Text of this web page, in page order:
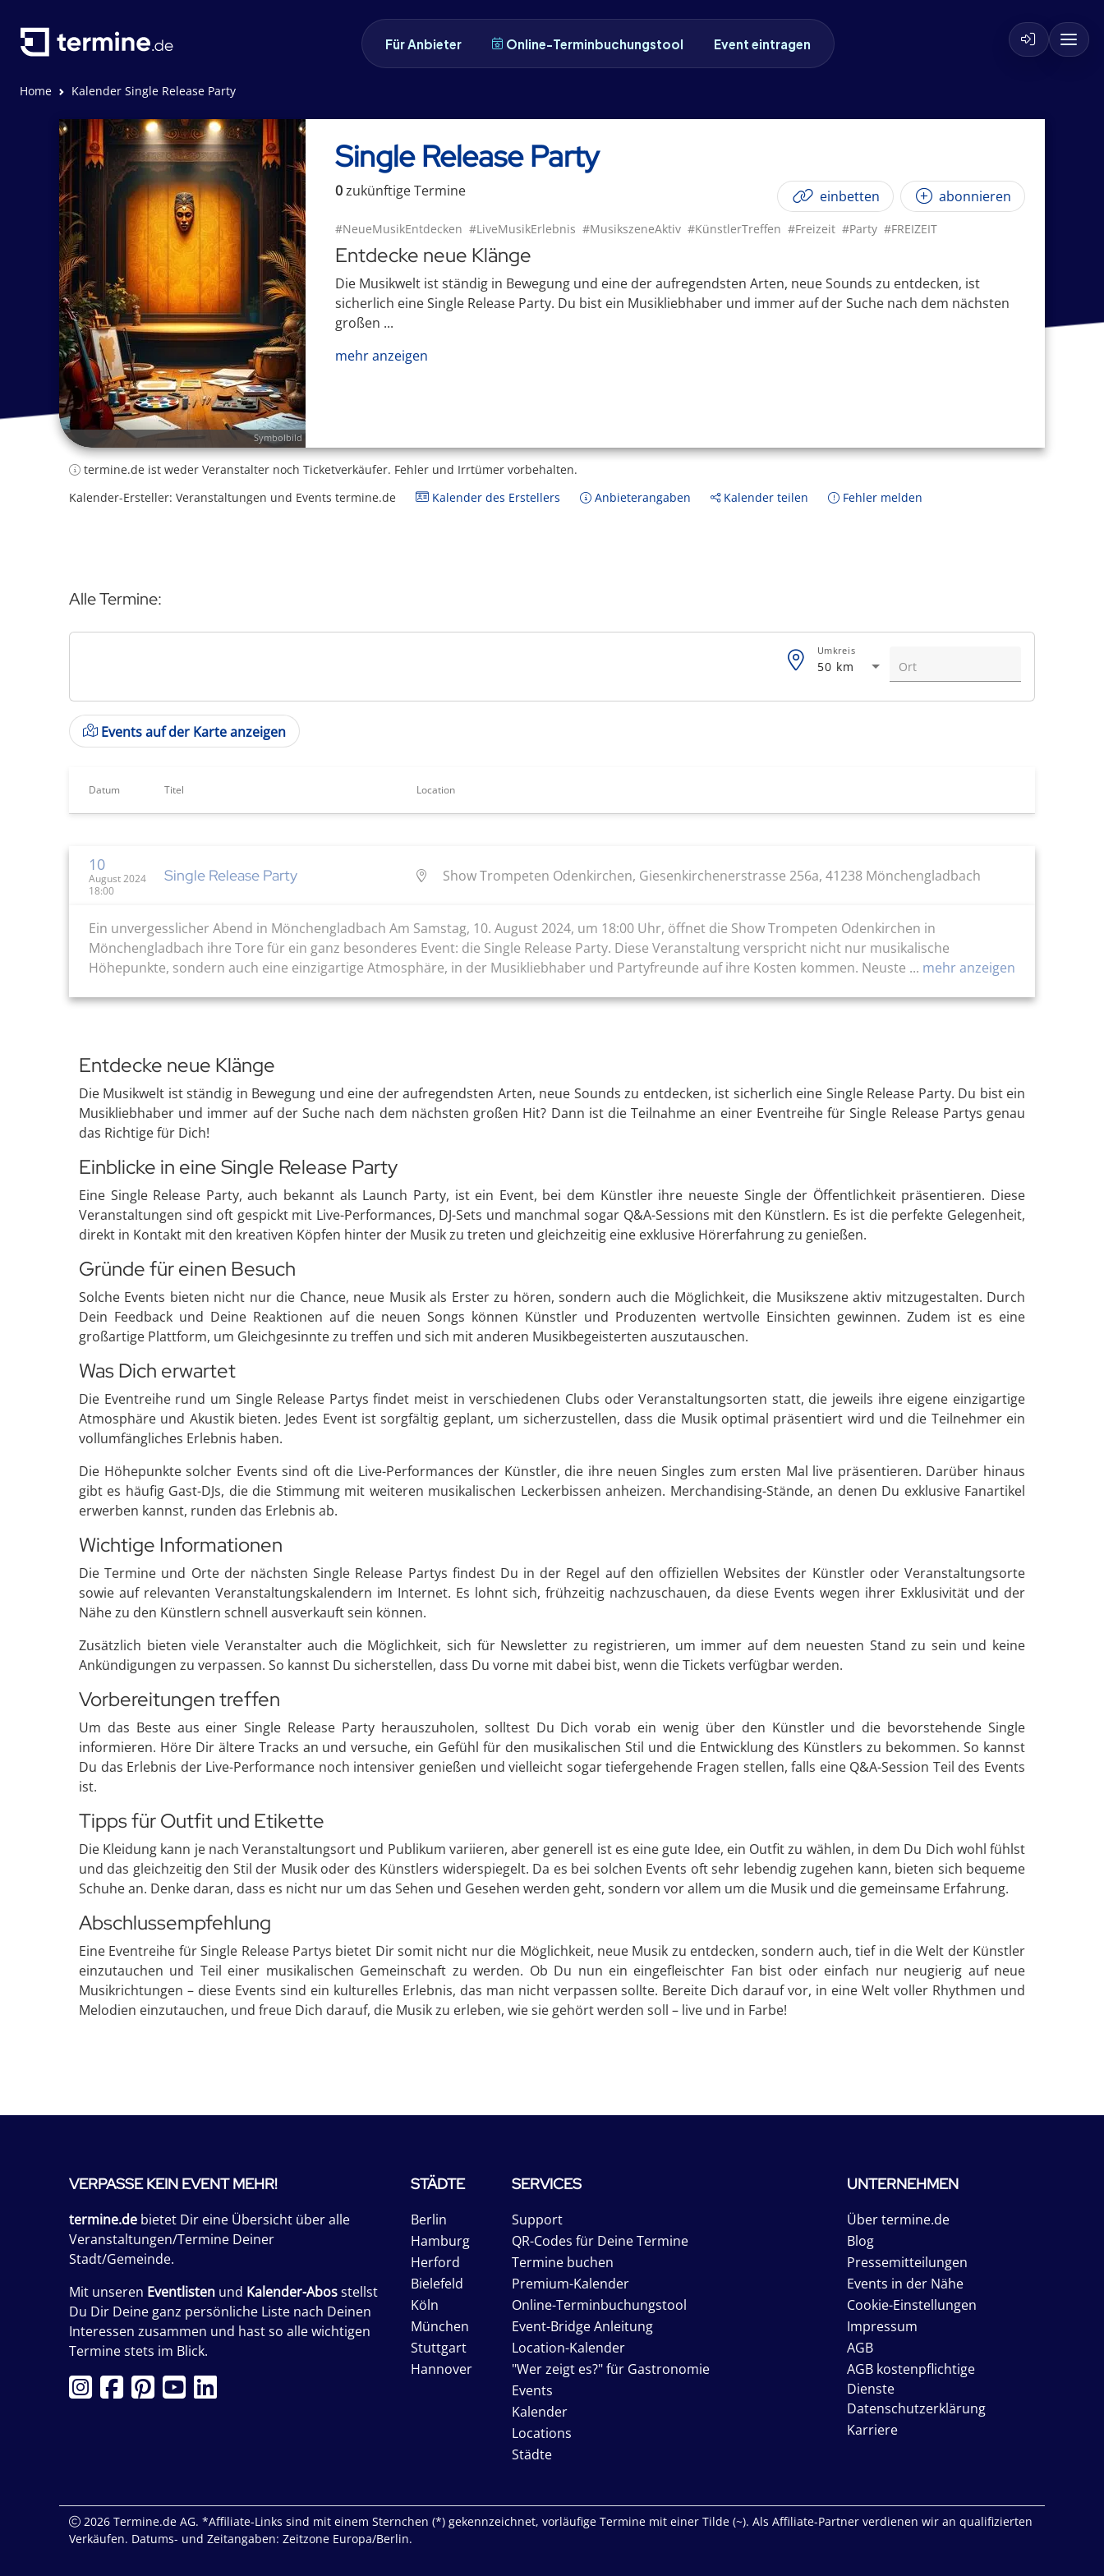
Für Anbieter Online-Terminbuchungstool Event eintragen
Home Kalender Single Release Party
Symbolbild
Single Release Party
0zukünftigeTermine einbetten abonnieren
#NeueMusikEntdecken #LiveMusikErlebnis #MusikszeneAktiv #KünstlerTreffen #Freizeit #Party #FREIZEIT
Entdecke neue Klänge
Die Musikwelt ist ständig in Bewegung und eine der aufregendsten Arten, neue Sounds zu entdecken, ist
sicherlich eine Single Release Party. Du bist ein Musikliebhaber und immer auf der Suche nach dem nächsten
großen ...
mehr anzeigen
termine.de ist weder Veranstalter noch Ticketverkäufer. Fehler und Irrtümer vorbehalten.
Kalender-Ersteller: Veranstaltungen und Events termine.de
Kalender des Erstellers Anbieterangaben Kalender teilen Fehler melden
Alle Termine:
50 km
Umkreis
Events auf der Karte anzeigen
Datum Titel Location
10
August 2024
18:00
Single Release Party Show Trompeten Odenkirchen, Giesenkirchenerstrasse 256a, 41238 Mönchengladbach
Ein unvergesslicher Abend in Mönchengladbach Am Samstag, 10. August 2024, um 18:00 Uhr, öffnet die Show Trompeten Odenkirchen in
Mönchengladbach ihre Tore für ein ganz besonderes Event: die Single Release Party. Diese Veranstaltung verspricht nicht nur musikalische
Höhepunkte, sondern auch eine einzigartige Atmosphäre, in der Musikliebhaber und Partyfreunde auf ihre Kosten kommen. Neuste ... mehr anzeigen
Entdecke neue Klänge
Die Musikwelt ist ständig in Bewegung und eine der aufregendsten Arten, neue Sounds zu entdecken, ist sicherlich eine Single Release Party. Du bist ein
Musikliebhaber und immer auf der Suche nach dem nächsten großen Hit? Dann ist die Teilnahme an einer Eventreihe für Single Release Partys genau
das Richtige für Dich!
Einblicke in eine Single Release Party
Eine Single Release Party, auch bekannt als Launch Party, ist ein Event, bei dem Künstler ihre neueste Single der Öffentlichkeit präsentieren. Diese
Veranstaltungen sind oft gespickt mit Live-Performances, DJ-Sets und manchmal sogar Q&A-Sessions mit den Künstlern. Es ist die perfekte Gelegenheit,
direkt in Kontakt mit den kreativen Köpfen hinter der Musik zu treten und gleichzeitig eine exklusive Hörerfahrung zu genießen.
Gründe für einen Besuch
Solche Events bieten nicht nur die Chance, neue Musik als Erster zu hören, sondern auch die Möglichkeit, die Musikszene aktiv mitzugestalten. Durch
Dein Feedback und Deine Reaktionen auf die neuen Songs können Künstler und Produzenten wertvolle Einsichten gewinnen. Zudem ist es eine
großartige Plattform, um Gleichgesinnte zu treffen und sich mit anderen Musikbegeisterten auszutauschen.
Was Dich erwartet
Die Eventreihe rund um Single Release Partys findet meist in verschiedenen Clubs oder Veranstaltungsorten statt, die jeweils ihre eigene einzigartige
Atmosphäre und Akustik bieten. Jedes Event ist sorgfältig geplant, um sicherzustellen, dass die Musik optimal präsentiert wird und die Teilnehmer ein
vollumfängliches Erlebnis haben.
Die Höhepunkte solcher Events sind oft die Live-Performances der Künstler, die ihre neuen Singles zum ersten Mal live präsentieren. Darüber hinaus
gibt es häufig Gast-DJs, die die Stimmung mit weiteren musikalischen Leckerbissen anheizen. Merchandising-Stände, an denen Du exklusive Fanartikel
erwerben kannst, runden das Erlebnis ab.
Wichtige Informationen
Die Termine und Orte der nächsten Single Release Partys findest Du in der Regel auf den offiziellen Websites der Künstler oder Veranstaltungsorte
sowie auf relevanten Veranstaltungskalendern im Internet. Es lohnt sich, frühzeitig nachzuschauen, da diese Events wegen ihrer Exklusivität und der
Nähe zu den Künstlern schnell ausverkauft sein können.
Zusätzlich bieten viele Veranstalter auch die Möglichkeit, sich für Newsletter zu registrieren, um immer auf dem neuesten Stand zu sein und keine
Ankündigungen zu verpassen. So kannst Du sicherstellen, dass Du vorne mit dabei bist, wenn die Tickets verfügbar werden.
Vorbereitungen treffen
Um das Beste aus einer Single Release Party herauszuholen, solltest Du Dich vorab ein wenig über den Künstler und die bevorstehende Single
informieren. Höre Dir ältere Tracks an und versuche, ein Gefühl für den musikalischen Stil und die Entwicklung des Künstlers zu bekommen. So kannst
Du das Erlebnis der Live-Performance noch intensiver genießen und vielleicht sogar tiefergehende Fragen stellen, falls eine Q&A-Session Teil des Events
ist.
Tipps für Outfit und Etikette
Die Kleidung kann je nach Veranstaltungsort und Publikum variieren, aber generell ist es eine gute Idee, ein Outfit zu wählen, in dem Du Dich wohl fühlst
und das gleichzeitig den Stil der Musik oder des Künstlers widerspiegelt. Da es bei solchen Events oft sehr lebendig zugehen kann, bieten sich bequeme
Schuhe an. Denke daran, dass es nicht nur um das Sehen und Gesehen werden geht, sondern vor allem um die Musik und die gemeinsame Erfahrung.
Abschlussempfehlung
Eine Eventreihe für Single Release Partys bietet Dir somit nicht nur die Möglichkeit, neue Musik zu entdecken, sondern auch, tief in die Welt der Künstler
einzutauchen und Teil einer musikalischen Gemeinschaft zu werden. Ob Du nun ein eingefleischter Fan bist oder einfach nur neugierig auf neue
Musikrichtungen – diese Events sind ein kulturelles Erlebnis, das man nicht verpassen sollte. Bereite Dich darauf vor, in eine Welt voller Rhythmen und
Melodien einzutauchen, und freue Dich darauf, die Musik zu erleben, wie sie gehört werden soll – live und in Farbe!
VERPASSE KEIN EVENT MEHR!
termine.de bietet Dir eine Übersicht über alle
Veranstaltungen/Termine Deiner
Stadt/Gemeinde.
Mit unseren Eventlisten und Kalender-Abosstellst
Du Dir Deine ganz persönliche Liste nach Deinen
Interessen zusammen und hast so alle wichtigen
Termine stets im Blick.
STÄDTE
Berlin
Hamburg
Herford
Bielefeld
Köln
München
Stuttgart
Hannover
SERVICES
Support
QR-Codes für Deine Termine
Termine buchen
Premium-Kalender
Online-Terminbuchungstool
Event-Bridge Anleitung
Location-Kalender
"Wer zeigt es?" für Gastronomie
Events
Kalender
Locations
Städte
UNTERNEHMEN
Über termine.de
Blog
Pressemitteilungen
Events in der Nähe
Cookie-Einstellungen
Impressum
AGB
AGB kostenpflichtige
Dienste
Datenschutzerklärung
Karriere
2026 Termine.de AG. *Affiliate-Links sind mit einem Sternchen (*) gekennzeichnet, vorläufige Termine mit einer Tilde (~). Als Affiliate-Partner verdienen wir an qualifizierten
Verkäufen. Datums- und Zeitangaben: Zeitzone Europa/Berlin.